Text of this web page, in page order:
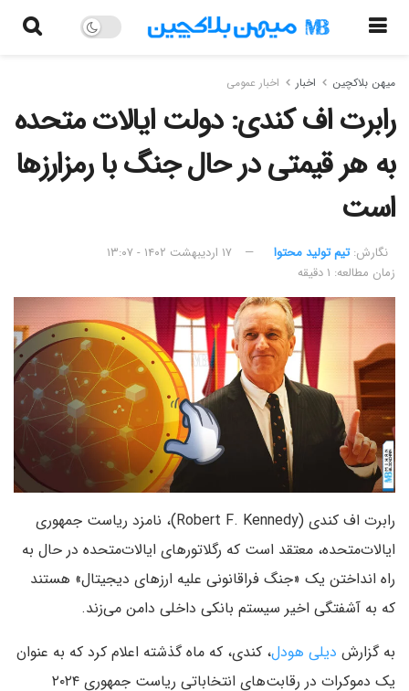
میهن بلاکچین اخبار اخبار عمومی
رابرت اف کندی: دولت ایالات متحده
به هر قیمتی در حال جنگ با رمزارزها
است
نگارش:‌ تیم تولید محتوا
۱۷ اردیبهشت ۱۴۰۲ - ۱۳:۰۷
زمان مطالعه: ۱ دقیقه
رابرت اف کندی (Robert F. Kennedy)، نامزد ریاست جمهوری
ایالات‌متحده، معتقد است که رگلاتورهای ایالات‌متحده در حال به
راه انداختن یک «جنگ فراقانونی علیه ارزهای دیجیتال» هستند
که به آشفتگی اخیر سیستم بانکی داخلی دامن می‌زند.
به گزارش دیلی هودل، کندی، که ماه گذشته اعلام کرد که به عنوان
یک دموکرات در رقابت‌های انتخاباتی ریاست جمهوری ۲۰۲۴